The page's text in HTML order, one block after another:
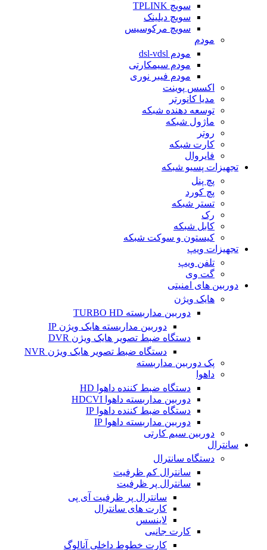
سویچ TPLINK
سویچ دیلینک
سویچ مرکوسیس
مودم
مودم dsl-vdsl
مودم سیمکارتی
مودم فیبر نوری
اکسس پوینت
مدیا کانورتر
توسعه دهنده شبکه
ماژول شبکه
روتر
کارت شبکه
فایروال
تجهیزات پسیو شبکه
پچ پنل
پچ کورد
تستر شبکه
رک
کابل شبکه
کیستون و سوکت شبکه
تجهیزات ویپ
تلفن ویپ
گت وی
دوربین های امنیتی
هایک ویژن
دوربین مداربسته TURBO HD
دوربین مداربسته هایک ویژن IP
دستگاه ضبط تصویر هایک ویژن DVR
دستگاه ضبط تصویر هایک ویژن NVR
پک دوربین مداربسته
داهوا
دستگاه ضبط کننده داهوا HD
دوربین مداربسته داهوا HDCVI
دستگاه ضبط کننده داهوا IP
دوربین مداربسته داهوا IP
دوربین سیم کارتی
سانترال
دستگاه سانترال
سانترال کم ظرفیت
سانترال پر ظرفیت
سانترال پر ظرفیت آی پی
کارت های سانترال
لاینسس
کارت جانبی
کارت خطوط داخلی آنالوگ